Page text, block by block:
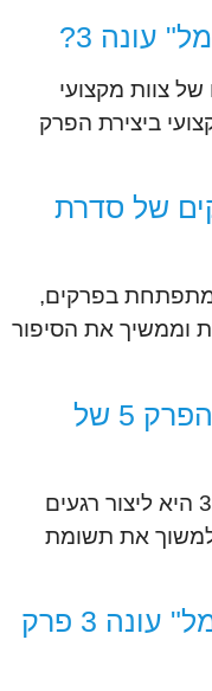
עונה 3?
היא יצירתו של צוות מקצועי
ביצירת הפרק
של סדרת
בסדרת "כראמל" עונה 3 מתפתחת בפרקים,
וממשיך את הסיפור
מה המטרה העיקרית של הפרק 5 של
של כראמל עונה 3 היא ליצור רגעים
את תשומת
מי משתתף בסדרת "כראמל" עונה 3 פרק